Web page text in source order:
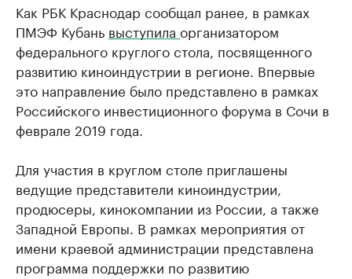
Как РБК Краснодар сообщал ранее, в рамках
ПМЭФ Кубань выступила организатором
федерального круглого стола, посвященного
развитию киноиндустрии в регионе. Впервые
это направление было представлено в рамках
Российского инвестиционного форума в Сочи в
феврале 2019 года.
Для участия в круглом столе приглашены
ведущие представители киноиндустрии,
продюсеры, кинокомпании из России, а также
Западной Европы. В рамках мероприятия от
имени краевой администрации представлена
программа поддержки по развитию